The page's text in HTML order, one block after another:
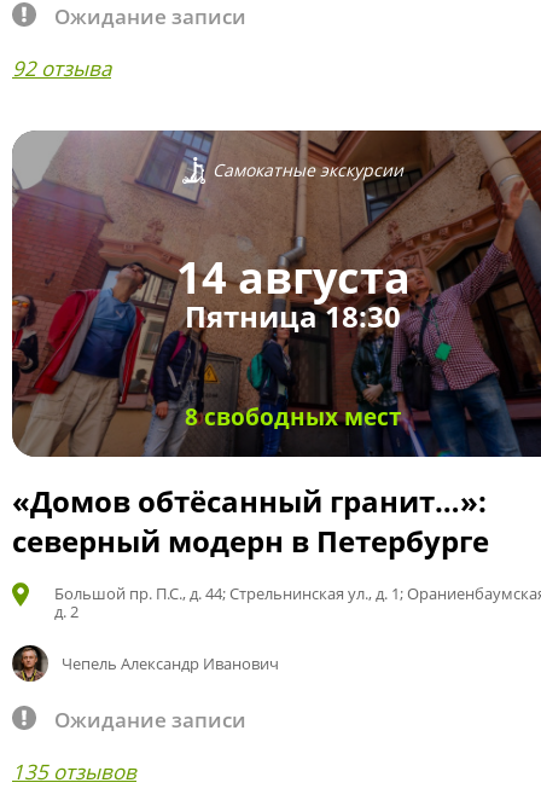
Ожидание записи
92 отзыва
Самокатные экскурсии
14 августа
Пятница 18:30
8 свободных мест
«Домов обтёсанный гранит…»:
северный модерн в Петербурге
Большой пр. П.С., д. 44; Стрельнинская ул., д. 1;
д. 2
Чепель Александр Иванович
Ожидание записи
135 отзывов